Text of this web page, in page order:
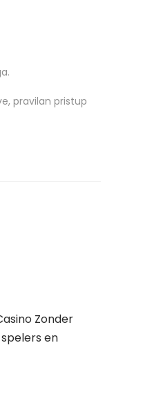
pravilan pristup
Zonder
en